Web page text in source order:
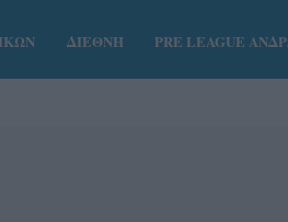
ΔΙΕΘΝΗ PRE LEAGUE